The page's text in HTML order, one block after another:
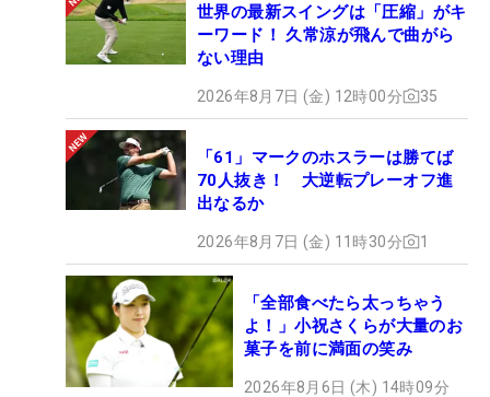
世界の最新スイングは「圧縮」がキ
ーワード！ 久常涼が飛んで曲がら
ない理由
2026年8月7日 (金) 12時00分 35
「61」マークのホスラーは勝てば
70人抜き！ 大逆転プレーオフ進
出なるか
2026年8月7日 (金) 11時30分 1
「全部食べたら太っちゃう
よ！」小祝さくらが大量のお
菓子を前に満面の笑み
2026年8月6日 (木) 14時09分